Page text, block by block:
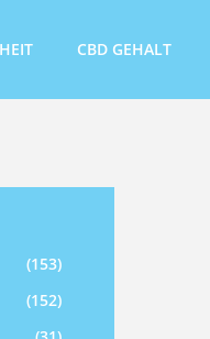
CBD GEHALT
(153)
(152)